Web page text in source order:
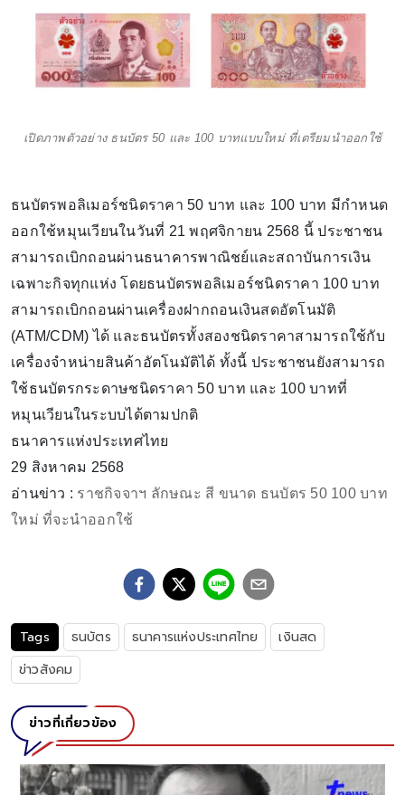
เปิดภาพตัวอย่าง ธนบัตร 50 และ 100 บาทแบบใหม่ ที่เตรียมนำออกใช้
ธนบัตรพอลิเมอร์ชนิดราคา 50 บาท และ 100 บาท มีกำหนด
ออกใช้หมุนเวียนในวันที่ 21 พฤศจิกายน 2568 นี้ ประชาชน
สามารถเบิกถอนผ่านธนาคารพาณิชย์และสถาบันการเงิน
เฉพาะกิจทุกแห่ง โดยธนบัตรพอลิเมอร์ชนิดราคา 100 บาท
สามารถเบิกถอนผ่านเครื่องฝากถอนเงินสดอัตโนมัติ
(ATM/CDM) ได้ และธนบัตรทั้งสองชนิดราคาสามารถใช้กับ
เครื่องจำหน่ายสินค้าอัตโนมัติได้ ทั้งนี้ ประชาชนยังสามารถ
ใช้ธนบัตรกระดาษชนิดราคา 50 บาท และ 100 บาทที่
หมุนเวียนในระบบได้ตามปกติ
ธนาคารแห่งประเทศไทย
29 สิงหาคม 2568
อ่านข่าว : ราชกิจจาฯ ลักษณะ สี ขนาด ธนบัตร 50 100 บาท
ใหม่ ที่จะนำออกใช้
Tags ธนบัตร ธนาคารแห่งประเทศไทย
เงินสด
ข่าวสังคม
ข่าวที่เกี่ยวข้อง